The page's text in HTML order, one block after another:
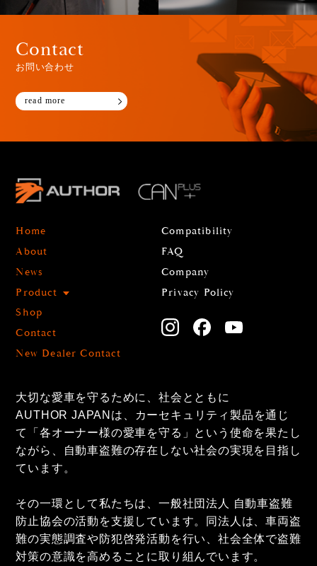
Contact
お問い合わせ
read more
Home
About
News
Product
Shop
Contact
New Dealer Contact
Compatibility
FAQ
Company
Privacy Policy
大切な愛車を守るために、社会とともに
AUTHOR JAPANは、カーセキュリティ製品を通じ
て「各オーナー様の愛車を守る」という使命を果たし
ながら、自動車盗難の存在しない社会の実現を目指し
ています。
その一環として私たちは、一般社団法人 自動車盗難
防止協会の活動を支援しています。同法人は、車両盗
難の実態調査や防犯啓発活動を行い、社会全体で盗難
対策の意識を高めることに取り組んでいます。